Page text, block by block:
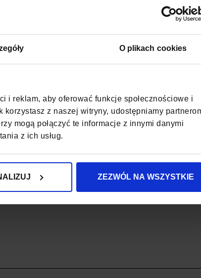
O plikach cookies
i reklam, aby oferować funkcje społecznościowe i
z naszej witryny, udostępniamy
mogą połączyć te informacje z innymi danymi
z ich usług.
ZEZWÓL NA WSZYSTKIE
WYSOKOŚĆ
ILOŚĆ KOMÓR
ILOŚĆ KIESZENI
WODOODPORNOŚĆ